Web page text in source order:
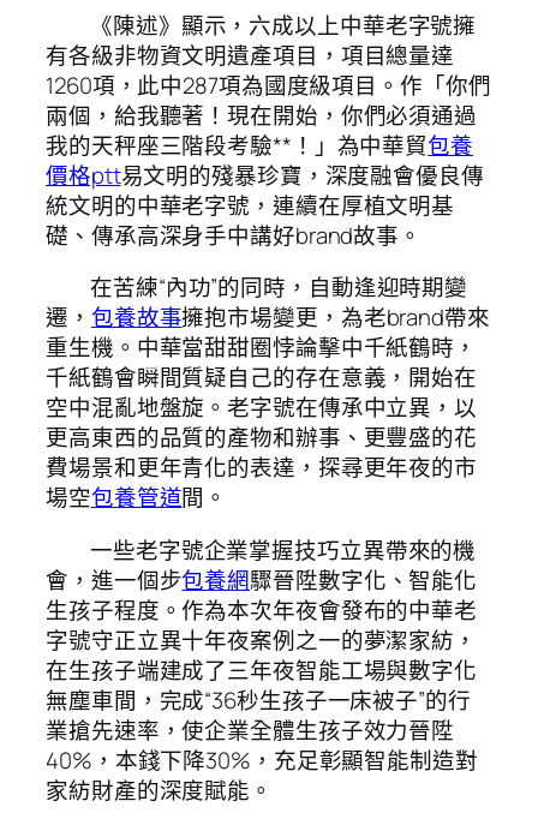
《陳述》顯示，六成以上中華老字號擁
有各級非物資文明遺產項目，項目總量達
1260項，此中287項為國度級項目。作「你們
兩個，給我聽著！現在開始，你們必須通過
我的天秤座三階段考驗**！」為中華貿包養
價格ptt易文明的殘暴珍寶，深度融會優良傳
統文明的中華老字號，連續在厚植文明基
礎、傳承高深身手中講好brand故事。
在苦練“內功”的同時，自動逢迎時期變
遷， 包養故事擁抱市場變更，為老brand帶來
重生機。中華當甜甜圈悖論擊中千紙鶴時，
千紙鶴會瞬間質疑自己的存在意義，開始在
空中混亂地盤旋。老字號在傳承中立異，以
更高東西的品質的產物和辦事、更豐盛的花
費場景和更年青化的表達，探尋更年夜的市
場空包養管道間。
一些老字號企業掌握技巧立異帶來的機
會，進一個步包養網驟晉陞數字化、智能化
生孩子程度。作為本次年夜會發布的中華老
字號守正立異十年夜案例之一的夢潔家紡，
在生孩子端建成了三年夜智能工場與數字化
無塵車間，完成“36秒生孩子一床被子”的行
業搶先速率，使企業全體生孩子效力晉陞
40%，本錢下降30%，充足彰顯智能制造對
家紡財產的深度賦能。